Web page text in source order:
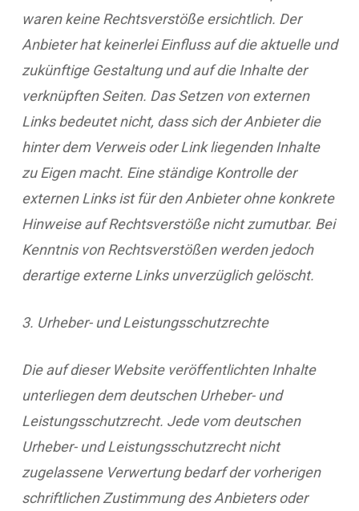
waren keine Rechtsverstöße ersichtlich. Der
Anbieter hat keinerlei Einfluss auf die aktuelle und
zukünftige Gestaltung und auf die Inhalte der
verknüpften Seiten. Das Setzen von externen
Links bedeutet nicht, dass sich der Anbieter die
hinter dem Verweis oder Link liegenden Inhalte
zu Eigen macht. Eine ständige Kontrolle der
externen Links ist für den Anbieter ohne konkrete
Hinweise auf Rechtsverstöße nicht zumutbar. Bei
Kenntnis von Rechtsverstößen werden jedoch
derartige externe Links unverzüglich gelöscht.
3. Urheber- und Leistungsschutzrechte
Die auf dieser Website veröffentlichten Inhalte
unterliegen dem deutschen Urheber- und
Leistungsschutzrecht. Jede vom deutschen
Urheber- und Leistungsschutzrecht nicht
zugelassene Verwertung bedarf der vorherigen
schriftlichen Zustimmung des Anbieters oder